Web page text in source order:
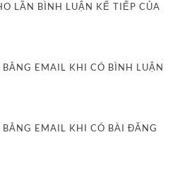
LẦN BÌNH LUẬN KẾ TIẾP CỦA
EMAIL KHI CÓ BÌNH LUẬN
EMAIL KHI CÓ BÀI ĐĂNG